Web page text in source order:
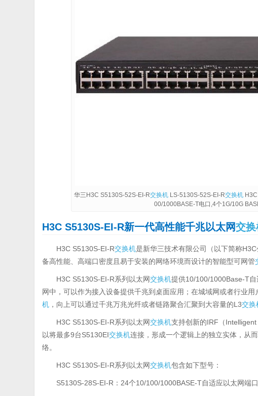
华三H3C S5130S-52S-EI-R交换机 LS-5130S-52S-EI-R交换机
00/1000BASE-T电口,4个1G/10G
H3C S5130S-EI-R新一代高性能千兆以太网交
H3C S5130S-EI-R交换机是新华三技术有限公司（以下简称
备高性能、高端口密度且易于安装的网络环境而设计的智能型可网管
H3C S5130S-EI-R系列以太网交换机提供10/100/1000Base-T
网中，可以作为接入设备提供千兆到桌面应用；在城域网或者行业
机 ，向上可以通过千兆万兆光纤或者链路聚合汇聚到大容量的L3交换
H3C S5130S-EI-R系列以太网交换机支持创新的IRF（
以将最多9台S5130EI交换机连接，形成一个逻辑上的独立实体，从
络。
H3C S5130S-EI-R系列以太网交换机包含如下型号：
S5130S-28S-EI-R：24个10/100/1000BASE-T自适应以太网端